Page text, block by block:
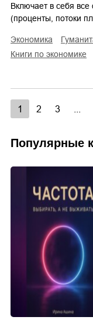
Включает в себя
(проценты, потоки
экономика
книги по экономике
1 2 3
Популярные